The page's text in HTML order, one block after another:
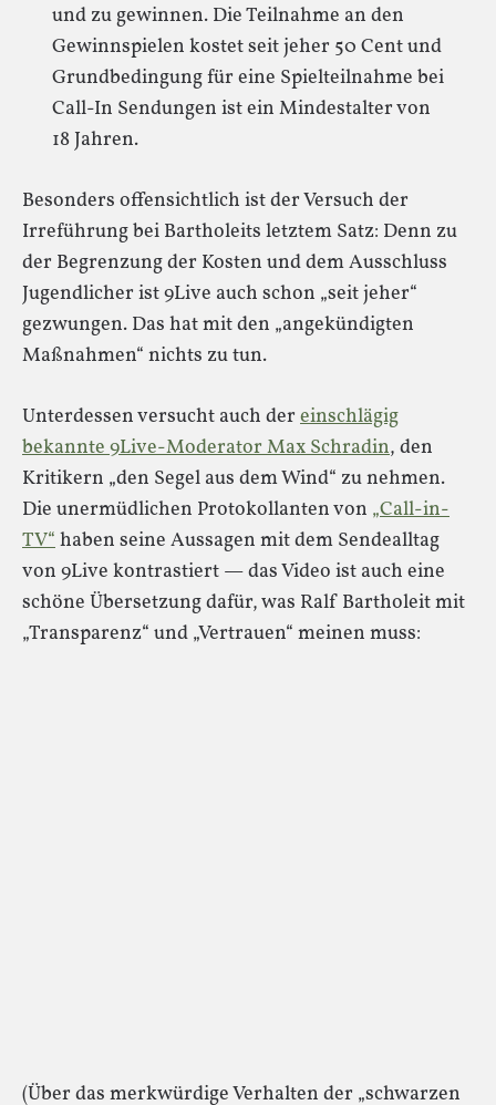
und zu gewinnen. Die Teilnahme an den
Gewinnspielen kostet seit jeher 50 Cent und
Grundbedingung für eine Spielteilnahme bei
Call-In Sendungen ist ein Mindestalter von
18 Jahren.
Besonders offensichtlich ist der Versuch der
Irreführung bei Bartholeits letztem Satz: Denn zu
der Begrenzung der Kosten und dem Ausschluss
Jugendlicher ist 9Live auch schon „seit jeher“
gezwungen. Das hat mit den „angekündigten
Maßnahmen“ nichts zu tun.
Unterdessen versucht auch der einschlägig
bekannte 9Live-Moderator Max Schradin, den
Kritikern „den Segel aus dem Wind“ zu nehmen.
Die unermüdlichen Protokollanten von „Call-in-
TV“haben seine Aussagen mit dem Sendealltag
von 9Live kontrastiert — das Video ist auch eine
schöne Übersetzung dafür, was Ralf Bartholeit mit
„Transparenz“ und „Vertrauen“ meinen muss:
(Über das merkwürdige Verhalten der „schwarzen